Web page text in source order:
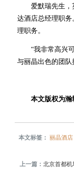
爱默瑞先生，英
达酒店总经理职
理职务。
“我非常高兴可
与丽晶出色的团
本文版权为瀚彰
本文标签：丽晶酒店
上一篇：北京首都